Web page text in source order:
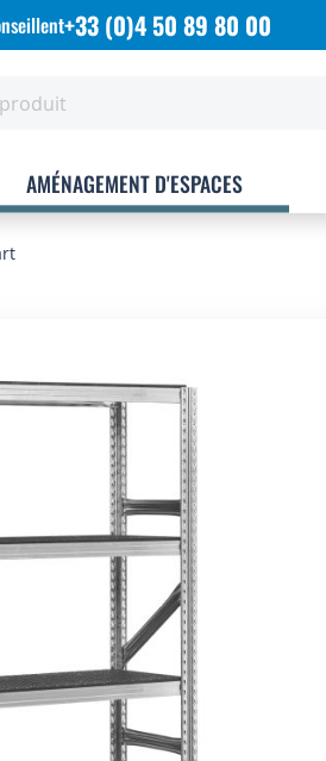
+33 (0)4 50 89 80 00
AMÉNAGEMENT D'ESPACES